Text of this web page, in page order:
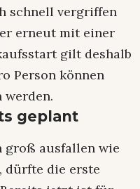
schnell vergriffen
erneut mit einer
gilt deshalb
Person können
werden.
geplant
groß ausfallen wie
dürfte die erste